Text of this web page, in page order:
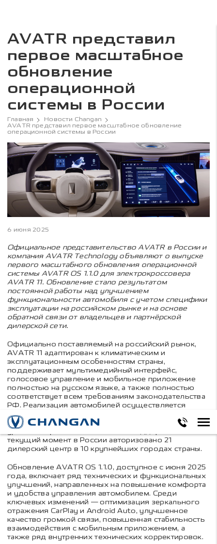
AVATR представил
первое масштабное
обновление
операционной
системы в России
Главная
Новости Changan
AVATR представил первое масштабное обновление
операционной системы в России
6 июня 2025
Официальное представительство AVATR в России и
компания AVATR Technology объявляют о выпуске
первого масштабного обновления операционной
системы AVATR OS 1.1.0 для электрокроссовера
AVATR 11. Обновление стало результатом
постоянной работы над улучшением
функциональности автомобиля с учетом специфики
эксплуатации на российском рынке и на основе
обратной связи от владельцев и партнёрской
дилерской сети.
Официально поставляемый на российский рынок,
AVATR 11 адаптирован к климатическим и
эксплуатационным особенностям страны,
поддерживает мультимедийный интерфейс,
голосовое управление и мобильное приложение
полностью на русском языке, а также полностью
соответствует всем требованиям законодательства
РФ. Реализация автомобилей осуществляется
исключительно через официальную сеть дилерских
центров, что обеспечивает клиентам высокий
уровень сервиса и технической поддержки. На
текущий момент в России авторизовано 21
дилерский центр в 10 крупнейших городах страны.
Обновление AVATR OS 1.1.0, доступное с июня 2025
года, включает ряд технических и функциональных
улучшений, направленных на повышение комфорта
и удобства управления автомобилем. Среди
ключевых изменений — оптимизация зеркального
отражения CarPlay и Android Auto, улучшенное
качество громкой связи, повышенная стабильность
взаимодействия с мобильным приложением, а
также ряд внутренних технических корректировок.